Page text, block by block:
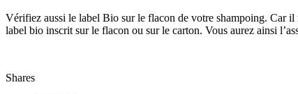
Vérifiez aussi le label Bio sur le flacon de votre shampoing. Car il
label bio inscrit sur le flacon ou sur le carton. Vous aurez ainsi
Shares